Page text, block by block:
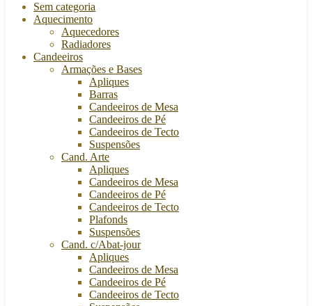
Sem categoria
Aquecimento
Aquecedores
Radiadores
Candeeiros
Armações e Bases
Apliques
Barras
Candeeiros de Mesa
Candeeiros de Pé
Candeeiros de Tecto
Suspensões
Cand. Arte
Apliques
Candeeiros de Mesa
Candeeiros de Pé
Candeeiros de Tecto
Plafonds
Suspensões
Cand. c/Abat-jour
Apliques
Candeeiros de Mesa
Candeeiros de Pé
Candeeiros de Tecto